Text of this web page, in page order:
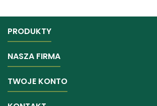
PRODUKTY
NASZA FIRMA
TWOJE KONTO